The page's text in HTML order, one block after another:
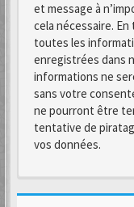
et message à
cela nécessaire.
toutes les
enregistrées dans
informations ne
sans votre
ne pourront être
tentative de
vos données.